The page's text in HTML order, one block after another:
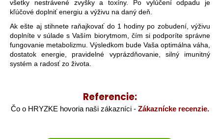
všetky nestrávené zvyšky a toxíny. Po vylúčení odpadu je
kľúčové doplniť energiu a výživu na daný deň.
Ak ešte aj stihnete raňajkovať do 1 hodiny po zobudení, výživu
doplníte v súlade s Vaším biorytmom, čím si podporíte správne
fungovanie metabolizmu. Výsledkom bude Vaša optimálna váha,
dostatok energie, pravidelné vyprázdňovanie, silný imunitný
systém a radosť zo života.
Referencie:
Čo o HRYZKE hovoria naši zákazníci - Zákaznícke recenzie.